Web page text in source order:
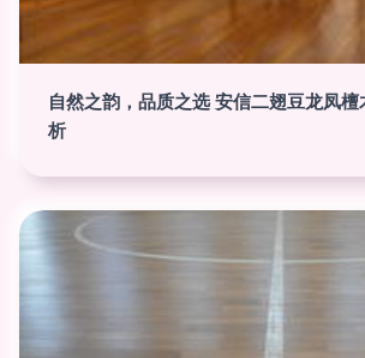
自然之韵，品质之选 安信二翅豆龙凤
析